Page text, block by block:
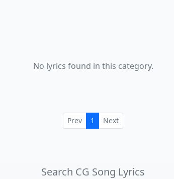
No lyrics found in this category.
Prev 1 Next
Search CG Song Lyrics